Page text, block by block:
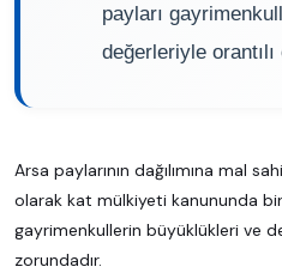
payları
değerleriyle
Arsa paylarının dağılımına mal
olarak kat mülkiyeti kanununda
gayrimenkullerin büyüklükleri ve
zorundadır.